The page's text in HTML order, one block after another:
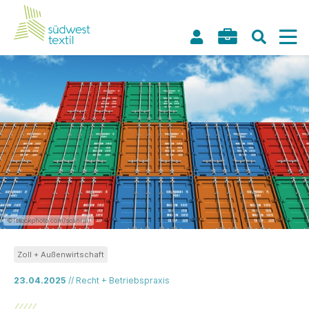
©Istockphoto.com/scanrail
23.04.2025 // Recht + Betriebspraxis
Zoll + Außenwirtschaft